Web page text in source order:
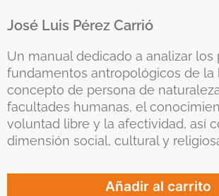
José Luis Pérez Carrió
Un manual dedicado a analizar los
fundamentos antropológicos de la
concepto de persona de
facultades humanas, el
voluntad libre y la afectividad, así
dimensión social, cultural y
Añadir al carrito